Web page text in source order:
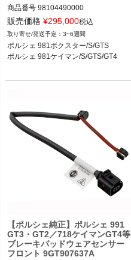
商品番号 98104490000
ポルシェ 981ボクスター/S/GTS 12-16
ポルシェ 981ケイマン/S/GTS/GT4 12-
16
販売価格 ¥295,000税込
3~6週間
ポルシェ 981ボクスター/S/GTS
【ポルシェ純正】ポルシェ 991
GT3・GT2／718ケイマンGT4等
ブレーキパッドウェアセンサー
フロント 9GT907637A